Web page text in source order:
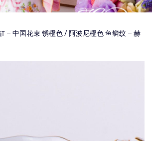
– 中国花束 锈橙色 / 阿波尼橙色 鱼鳞纹 – 赫